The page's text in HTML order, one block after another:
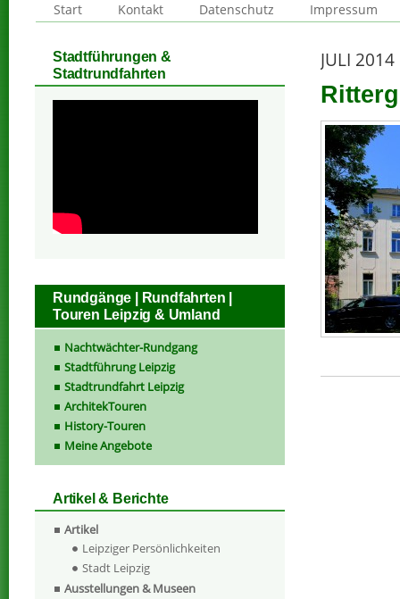
Start
Kontakt Datenschutz Impressum
JULI 2014
Stadtführungen &
Stadtrundfahrten
Rundgänge | Rundfahrten |
Touren Leipzig & Umland
Nachtwächter-Rundgang
Stadtführung Leipzig
Stadtrundfahrt Leipzig
ArchitekTouren
History-Touren
Meine Angebote
Artikel & Berichte
Artikel
Leipziger Persönlichkeiten
Stadt Leipzig
Ausstellungen & Museen